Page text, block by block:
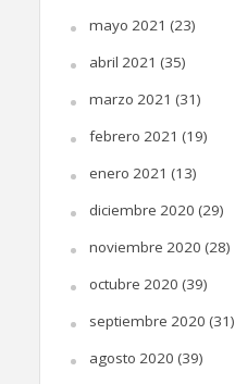
mayo 2021 (23)
abril 2021 (35)
marzo 2021 (31)
febrero 2021 (19)
enero 2021 (13)
diciembre 2020 (29)
noviembre 2020 (28)
octubre 2020 (39)
septiembre 2020 (31)
agosto 2020 (39)